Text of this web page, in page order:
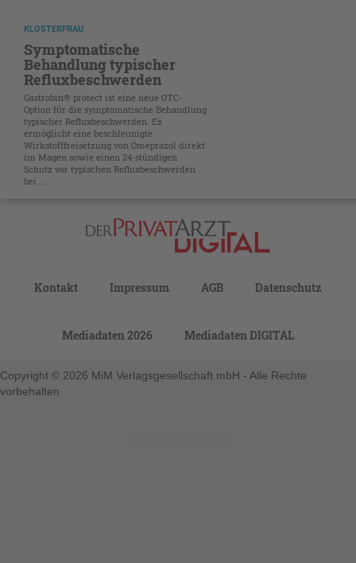
KLOSTERFRAU
Symptomatische
Behandlung typischer
Refluxbeschwerden
Gastrobin® protect ist eine neue OTC-
Option für die symptomatische Behandlung
typischer Refluxbeschwerden. Es
ermöglicht eine beschleunigte
Wirkstofffreisetzung von Omeprazol direkt
im Magen ­sowie einen 24-stündigen
Schutz vor typischen Refluxbeschwerden
bei ...
Kontakt Impressum AGB Datenschutz
Mediadaten 2026 Mediadaten DIGITAL
Copyright © 2026 MiM Verlagsgesellschaft mbH - Alle Rechte
vorbehalten